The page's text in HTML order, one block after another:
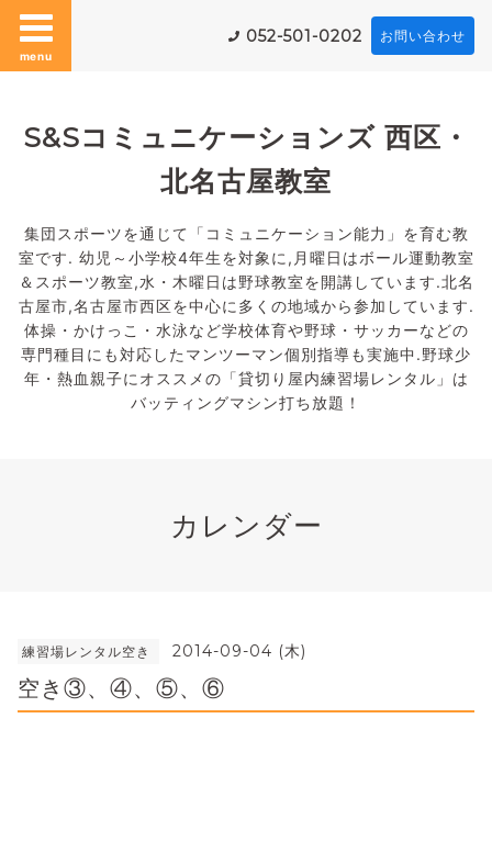
menu
052-501-0202 お問い合わせ
S&Sコミュニケーションズ 西区・
北名古屋教室
集団スポーツを通じて「コミュニケーション能力」を育む教
室です. 幼児～小学校4年生を対象に,月曜日はボール運動教室
＆スポーツ教室,水・木曜日は野球教室を開講しています.北名
古屋市,名古屋市西区を中心に多くの地域から参加しています.
体操・かけっこ・水泳など学校体育や野球・サッカーなどの
専門種目にも対応したマンツーマン個別指導も実施中.野球少
年・熱血親子にオススメの「貸切り屋内練習場レンタル」は
バッティングマシン打ち放題！
カレンダー
練習場レンタル空き 2014-09-04 (木)
空き③、④、⑤、⑥